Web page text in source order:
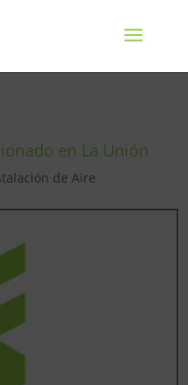
en La Unión
de Aire